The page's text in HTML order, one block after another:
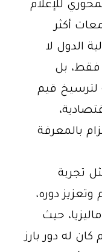
للإعلام
أكثر
الدول لا
فقط، بل
لترسيخ قيم
بالمعرفة
تجربة
وتعزيز دوره،
حيث
له دور بارز